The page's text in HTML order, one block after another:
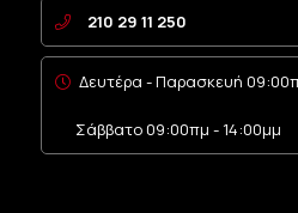
210 29 11 250
Δευτέρα - Παρασκευή
Σάββατο 09:00πμ - 14:00μμ